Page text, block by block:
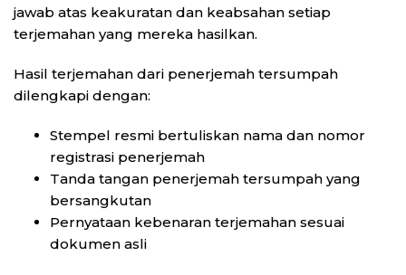
jawab atas keakuratan dan keabsahan setiap
terjemahan yang mereka hasilkan.
Hasil terjemahan dari penerjemah tersumpah
dilengkapi dengan:
Stempel resmi bertuliskan nama dan nomor
registrasi penerjemah
Tanda tangan penerjemah tersumpah yang
bersangkutan
Pernyataan kebenaran terjemahan sesuai
dokumen asli